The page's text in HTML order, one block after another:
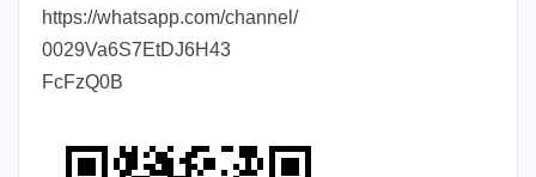
https://whatsapp.com/channel/
0029Va6S7EtDJ6H43
FcFzQ0B